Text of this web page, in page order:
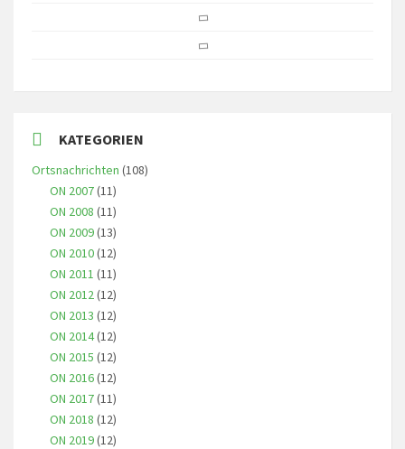
KATEGORIEN
Ortsnachrichten (108)
ON 2007(11)
ON 2008 (11)
ON 2009(13)
ON 2010(12)
ON 2011 (11)
ON 2012(12)
ON 2013 (12)
ON 2014(12)
ON 2015 (12)
ON 2016(12)
ON 2017(11)
ON 2018 (12)
ON 2019(12)